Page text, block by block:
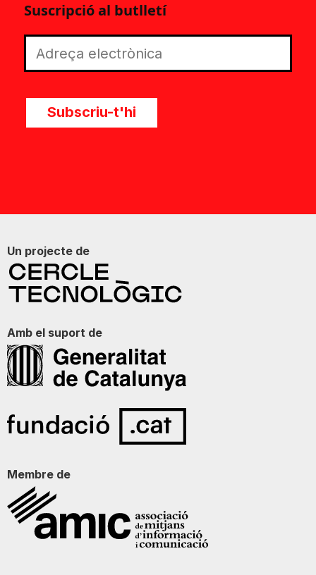
Suscripció al butlletí
Subscriu-t'hi
Un projecte de
Amb el suport de
Membre de